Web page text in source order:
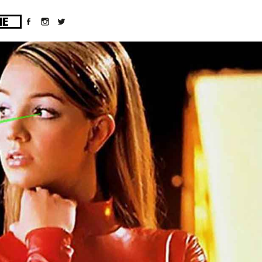
10/d43051023/htdocs/wordpress/wp-